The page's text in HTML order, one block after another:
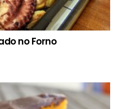
no Forno